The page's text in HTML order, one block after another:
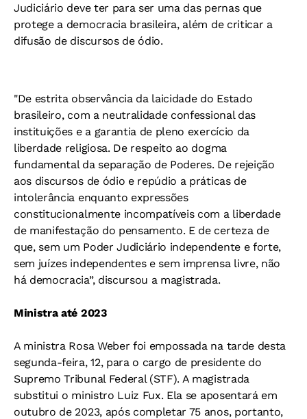
Judiciário deve ter para ser uma das pernas que
protege a democracia brasileira, além de criticar a
difusão de discursos de ódio.
"De estrita observância da laicidade do Estado
brasileiro, com a neutralidade confessional das
instituições e a garantia de pleno exercício da
liberdade religiosa. De respeito ao dogma
fundamental da separação de Poderes. De rejeição
aos discursos de ódio e repúdio a práticas de
intolerância enquanto expressões
constitucionalmente incompatíveis com a liberdade
de manifestação do pensamento. E de certeza de
que, sem um Poder Judiciário independente e forte,
sem juízes independentes e sem imprensa livre, não
há democracia”, discursou a magistrada.
Ministra até 2023
A ministra Rosa Weber foi empossada na tarde desta
segunda-feira, 12, para o cargo de presidente do
Supremo Tribunal Federal (STF). A magistrada
substitui o ministro Luiz Fux. Ela se aposentará em
outubro de 2023, após completar 75 anos, portanto,